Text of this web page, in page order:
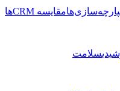
مقایسه CRMها
سلامت